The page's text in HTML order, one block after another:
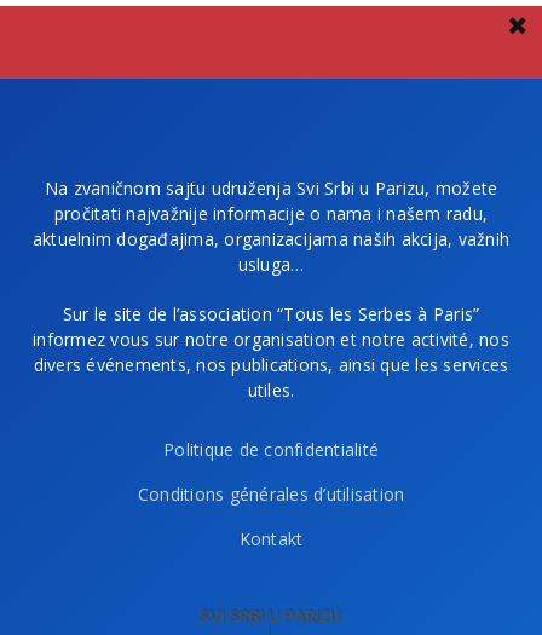
Na zvaničnom sajtu udruženja Svi Srbi u Parizu, možete
pročitati najvažnije informacije o nama i našem radu,
aktuelnim događajima, organizacijama naših akcija, važnih
usluga…
Sur le site de l’association “Tous les Serbes à Paris”
informez vous sur notre organisation et notre activité, nos
divers événements, nos publications, ainsi que les services
utiles.
Politique de confidentialité
Conditions générales d’utilisation
Kontakt